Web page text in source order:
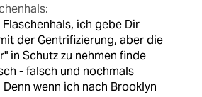
ich gebe Dir
der Gentrifizierung, aber die
in Schutz zu nehmen finde
- falsch und nochmals
Denn wenn ich nach Brooklyn